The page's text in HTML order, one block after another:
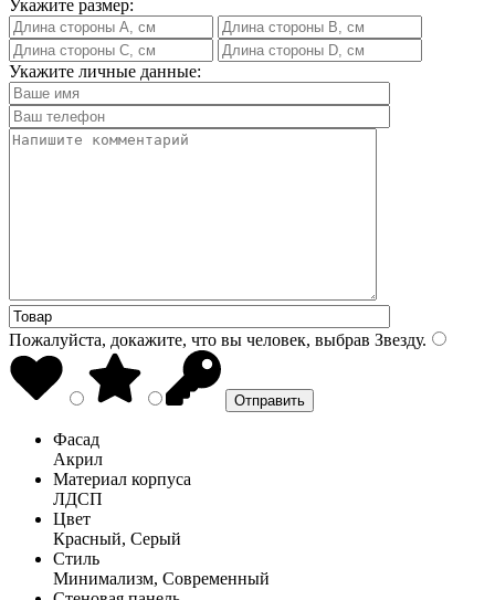
Укажите размер:
Укажите личные данные:
Пожалуйста, докажите, что вы человек, выбрав Звезду.
Фасад
Акрил
Материал корпуса
ЛДСП
Цвет
Красный, Серый
Стиль
Минимализм, Современный